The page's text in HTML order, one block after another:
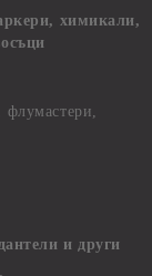
химикали,
флумастери,
и други